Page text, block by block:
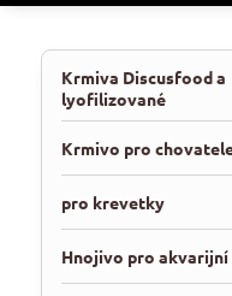
Krmiva Discusfood a
lyofilizované
Krmivo pro
pro krevetky
Hnojivo pro